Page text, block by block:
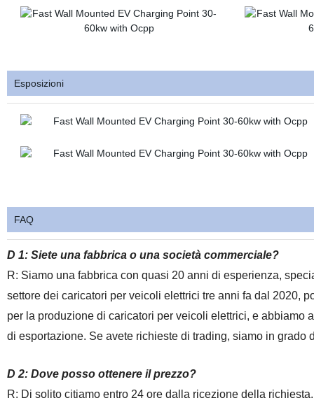
Esposizioni
FAQ
D 1: Siete una fabbrica o una società commerciale?
R: Siamo una fabbrica con quasi 20 anni di esperienza,
settore dei caricatori per veicoli elettrici tre anni fa dal 2020,
per la produzione di caricatori per veicoli elettrici, e
di esportazione. Se avete richieste di trading, siamo in grado
D 2: Dove posso ottenere il prezzo?
R: Di solito citiamo entro 24 ore dalla ricezione della